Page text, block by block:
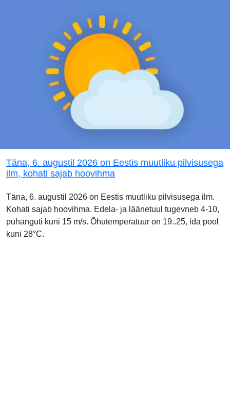
Täna, 6. augustil 2026 on Eestis muutliku pilvisusega
ilm, kohati sajab hoovihma
Täna, 6. augustil 2026 on Eestis muutliku pilvisusega ilm.
Kohati sajab hoovihma. Edela- ja läänetuul tugevneb 4-10,
puhanguti kuni 15 m/s. Õhutemperatuur on 19..25, ida pool
kuni 28°C.